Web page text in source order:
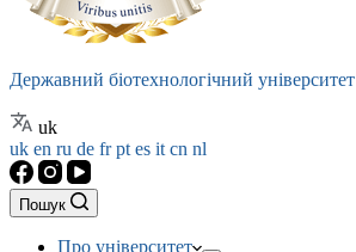
Державний біотехнологічний університет
uk
uk en ru de frpt es it cn nl
Пошук
Про університет